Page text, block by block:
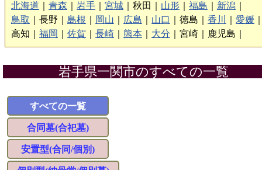
北海道
青森 岩手 宮城 秋田｜ 山形 福島 新潟
鳥取
長野｜ 島根 岡山 広島 山口 徳島｜ 香川 愛媛
高知｜ 福岡 佐賀 長崎 熊本 大分 宮崎｜ 鹿児島｜
岩手県一関市のすべての一覧
すべての一覧
合同墓(合祀墓)
安置型(合同/個別)